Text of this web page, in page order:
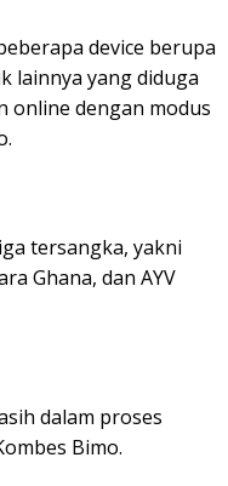
device berupa
lainnya yang diduga
online dengan modus
tersangka, yakni
Ghana, dan AYV
dalam proses
Bimo.